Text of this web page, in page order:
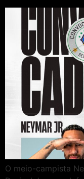
O meio-campista